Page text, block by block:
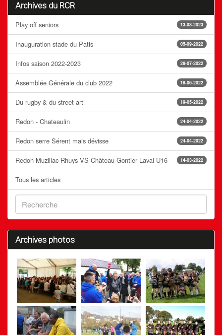
Archives du RCR
13-03-2023
Play off seniors
05-09-2022
Inauguration stade du Patis
28-07-2022
Infos saison 2022-2023
18-06-2022
Assemblée Générale du club 2022
19-05-2022
Du rugby & du street art
24-04-2022
Redon - Chateaulin
24-04-2022
Redon serre Sérent mais dévisse
14-03-2022
Redon Muzillac Rhuys VS Château-Gontier Laval U16
Tous les articles
Archives photos